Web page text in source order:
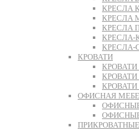
КРЕСЛА
КРЕСЛА
КРЕСЛА
КРЕСЛА-
КРЕСЛА-
КРОВАТИ
ОФИСНАЯ